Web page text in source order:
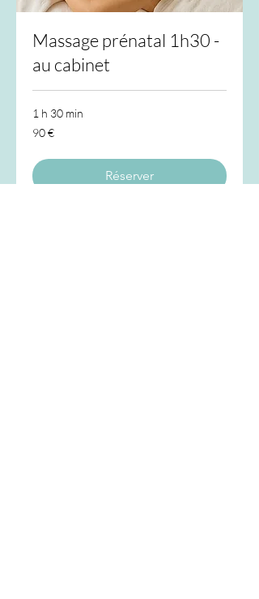
Massage prénatal 1h30 -
au cabinet
1 h 30 min
90
euros
90 €
Réserver